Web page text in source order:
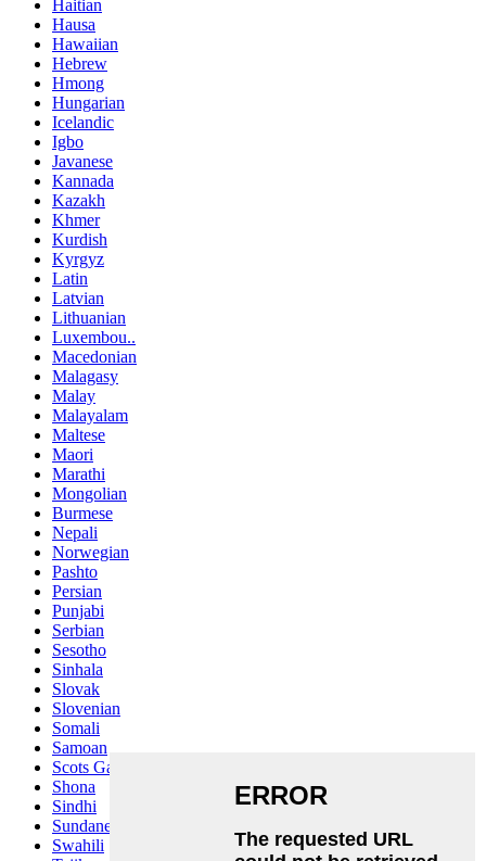
Haitian
Hausa
Hawaiian
Hebrew
Hmong
Hungarian
Icelandic
Igbo
Javanese
Kannada
Kazakh
Khmer
Kurdish
Kyrgyz
Latin
Latvian
Lithuanian
Luxembou..
Macedonian
Malagasy
Malay
Malayalam
Maltese
Maori
Marathi
Mongolian
Burmese
Nepali
Norwegian
Pashto
Persian
Punjabi
Serbian
Sesotho
Sinhala
Slovak
Slovenian
Somali
Samoan
Scots Gaelic
Shona
Sindhi
Sundanese
Swahili